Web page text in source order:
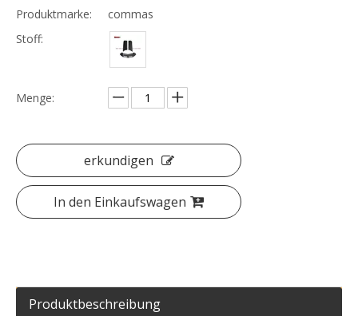
Produktmarke:
commas
Stoff:
Menge:
erkundigen
In den Einkaufswagen
Produktbeschreibung